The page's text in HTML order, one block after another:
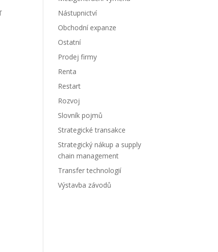
Nástupnictví
Obchodní expanze
Ostatní
Prodej firmy
Renta
Restart
Rozvoj
Slovník pojmů
Strategické transakce
Strategický nákup a supply
chain management
Transfer technologií
Výstavba závodů